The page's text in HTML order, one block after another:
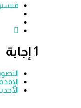
‫1 إجابة